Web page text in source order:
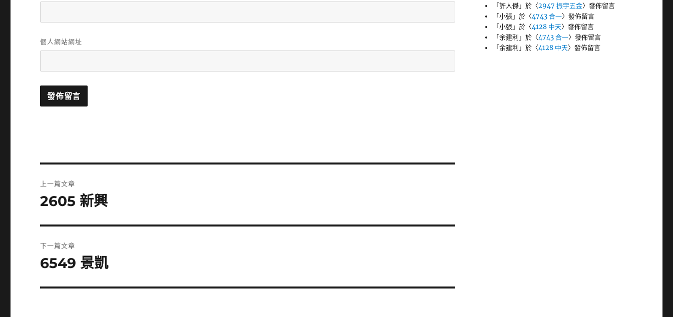
個人網站網址
章
上一篇文章
上
篇
文
2605 新興
下一篇文章
下
篇
6549 景凱
「許人傑」於〈2947 振宇五金〉發佈留言
「小張」於〈4743 合一〉發佈留言
「小張」於〈4128 中天〉發佈留言
「余建利 」於〈4743 合一〉發佈留言
「余建利 」於〈4128 中天〉發佈留言